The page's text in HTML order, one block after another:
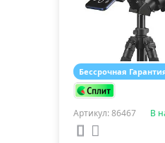
Бессрочная
Артикул: 86467 В